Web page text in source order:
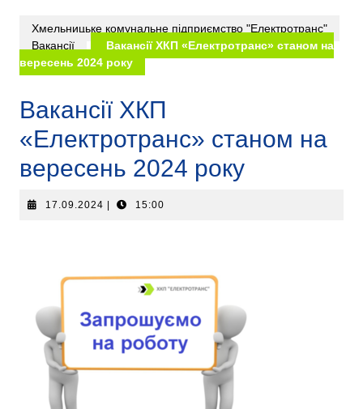
Хмельницьке комунальне підприємство "Електротранс"
Вакансії
Вакансії ХКП «Електротранс» станом на
вересень 2024 року
Вакансії ХКП
«Електротранс» станом на
вересень 2024 року
17.09.2024 | 15:00